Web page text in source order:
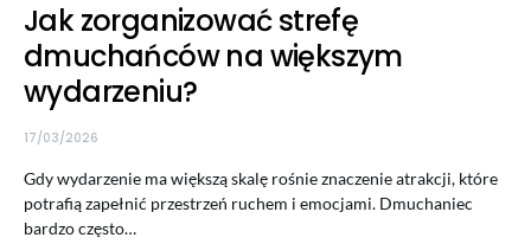
Jak zorganizować strefę
dmuchańców na większym
wydarzeniu?
17/03/2026
Gdy wydarzenie ma większą skalę rośnie znaczenie atrakcji, które
potrafią zapełnić przestrzeń ruchem i emocjami. Dmuchaniec
bardzo często…